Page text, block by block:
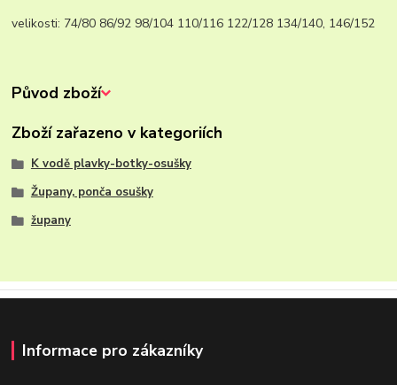
velikosti: 74/80 86/92 98/104 110/116 122/128 134/140, 146/152
Původ zboží
Zboží zařazeno v kategoriích
K vodě plavky-botky-osušky
Župany, ponča osušky
župany
Informace pro zákazníky